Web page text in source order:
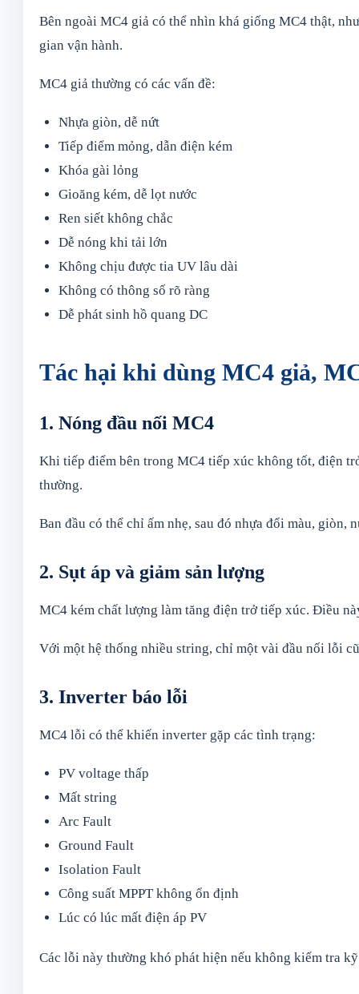
Bên ngoài MC4 giả có thể nhìn khá giống MC4 thật,
gian vận hành.
MC4 giả thường có các vấn đề:
Nhựa giòn, dễ nứt
Tiếp điểm mỏng, dẫn điện kém
Khóa gài lỏng
Gioăng kém, dễ lọt nước
Ren siết không chắc
Dễ nóng khi tải lớn
Không chịu được tia UV lâu dài
Không có thông số rõ ràng
Dễ phát sinh hồ quang DC
Tác hại khi dùng MC4 giả,
1. Nóng đầu nối MC4
Khi tiếp điểm bên trong MC4 tiếp xúc không tốt, điện
thường.
Ban đầu có thể chỉ ấm nhẹ, sau đó nhựa đổi màu, giòn,
2. Sụt áp và giảm sản lượng
MC4 kém chất lượng làm tăng điện trở tiếp xúc. Điều
Với một hệ thống nhiều string, chỉ một vài đầu nối lỗi
3. Inverter báo lỗi
MC4 lỗi có thể khiến inverter gặp các tình trạng:
PV voltage thấp
Mất string
Arc Fault
Ground Fault
Isolation Fault
Công suất MPPT không ổn định
Lúc có lúc mất điện áp PV
Các lỗi này thường khó phát hiện nếu không kiểm tra